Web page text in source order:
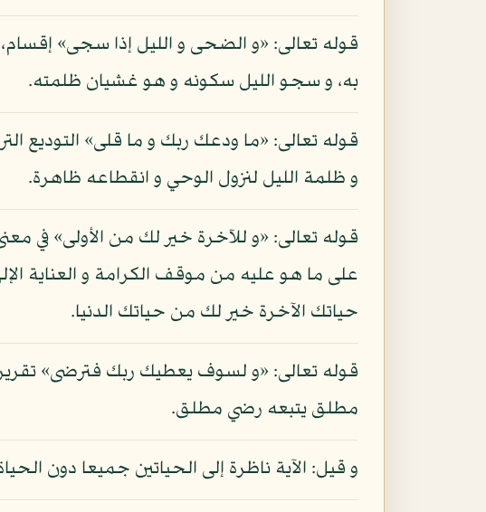
قوله تعالى: «و الضحى و الليل إذا سجى»
به، و سجو الليل سكونه و هو غشيان ظلمته.
قوله تعالى: «ما ودعك ربك و ما قلى» التوديع
و ظلمة الليل لنزول الوحي و انقطاعه ظاهرة.
قوله تعالى: «و للآخرة خير لك من الأولى» في
على ما هو عليه من موقف الكرامة و العناية
حياتك الآخرة خير لك من حياتك الدنيا.
قوله تعالى: «و لسوف يعطيك ربك فترضى»
مطلق يتبعه رضي مطلق.
و قيل: الآية ناظرة إلى الحياتين جميعا دون